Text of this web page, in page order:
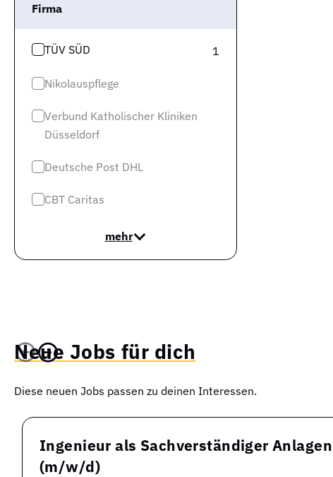
Firma
TÜV SÜD 1
Nikolauspflege
Verbund Katholischer Kliniken
Düsseldorf
Deutsche Post DHL
CBT Caritas
mehr
Neue Jobs für dich
Diese neuen Jobs passen zu deinen Interessen.
Ingenieur als Sachverständiger
(m/w/d)